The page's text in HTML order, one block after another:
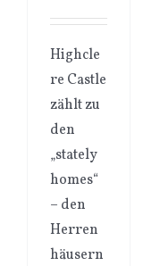
Highcle
re Castle
zählt zu
den
„stately
homes“
– den
Herren
häusern